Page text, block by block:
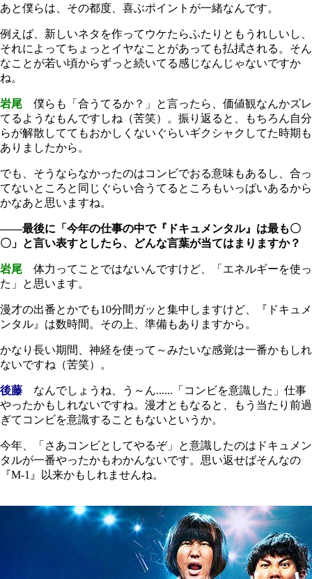
あと僕らは、その都度、喜ぶポイントが一緒なんです。
例えば、新しいネタを作ってウケたらふたりともうれしいし、
それによってちょっとイヤなことがあっても払拭される。そん
なことが若い頃からずっと続いてる感じなんじゃないですか
ね。
岩尾 僕らも「合うてるか？」と言ったら、価値観なんかズレ
てるようなもんですしね（苦笑）。振り返ると、もちろん自分
らが解散しててもおかしくないぐらいギクシャクしてた時期も
ありましたから。
でも、そうならなかったのはコンビでおる意味もあるし、合っ
てないところと同じぐらい合うてるところもいっぱいあるから
かなあと思いますね。
――最後に「今年の仕事の中で『ドキュメンタル』は最も〇
〇」と言い表すとしたら、どんな言葉が当てはまりますか？
岩尾 体力ってことではないんですけど、「エネルギーを使っ
た」と思います。
漫才の出番とかでも10分間ガッと集中しますけど、『ドキュメ
ンタル』は数時間。その上、準備もありますから。
かなり長い期間、神経を使って～みたいな感覚は一番かもしれ
ないですね（苦笑）。
後藤 なんでしょうね、う～ん......「コンビを意識した」仕事
やったかもしれないですね。漫才ともなると、もう当たり前過
ぎてコンビを意識することもないというか。
今年、「さあコンビとしてやるぞ」と意識したのはドキュメン
タルが一番やったかもわかんないです。思い返せばそんなの
『M-1 』以来かもしれませんね。